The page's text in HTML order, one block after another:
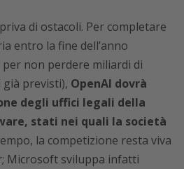
di ostacoli. Per completare
entro la fine dell’anno
non perdere miliardi di
previsti), OpenAI dovrà
degli uffici legali della
stati nei quali la società
la competizione resta viva
Microsoft sviluppa infatti